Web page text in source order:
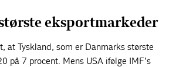
eksportmarkeder
at Tyskland, som er Danmarks største
på 7 procent. Mens USA ifølge IMF’s